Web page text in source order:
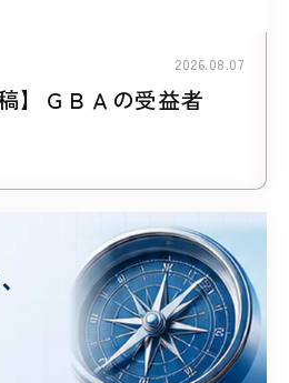
2026.08.07
】ＧＢＡの受益者